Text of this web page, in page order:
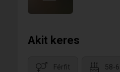
Akit keres
Férfit 58-